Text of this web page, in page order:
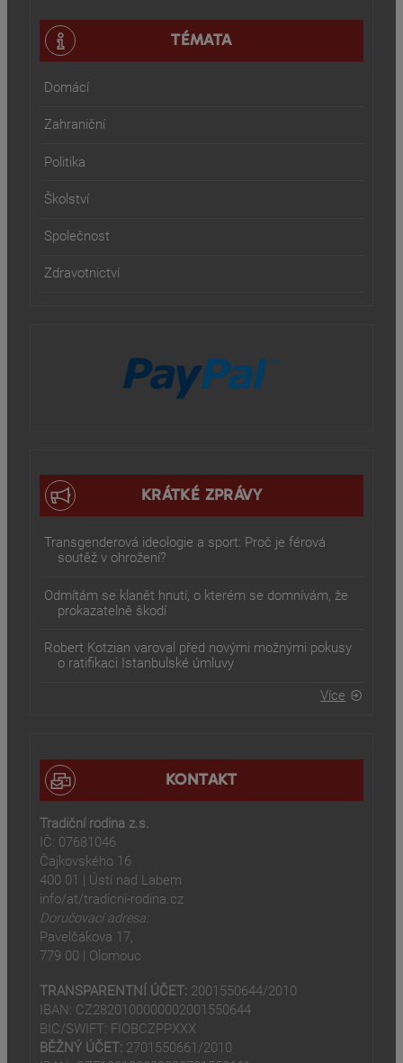
TÉMATA
Domácí
Zahraniční
Politika
Školství
Společnost
Zdravotnictví
KRÁTKÉ ZPRÁVY
Transgenderová ideologie a sport: Proč je férová
soutěž v ohrožení?
Odmítám se klanět hnutí, o kterém se domnívám, že
prokazatelně škodí
Robert Kotzian varoval před novými možnými pokusy
o ratifikaci Istanbulské úmluvy
Více
KONTAKT
Tradiční rodina z.s.
IČ: 07681046
Čajkovského 16
400 01 | Ústí nad Labem
info/at/tradicni-rodina.cz
Doručovací adresa:
Pavelčákova 17,
779 00 | Olomouc
TRANSPARENTNÍ ÚČET: 2001550644/2010
IBAN: CZ2820100000002001550644
BIC/SWIFT: FIOBCZPPXXX
BĚŽNÝ ÚČET: 2701550661/2010